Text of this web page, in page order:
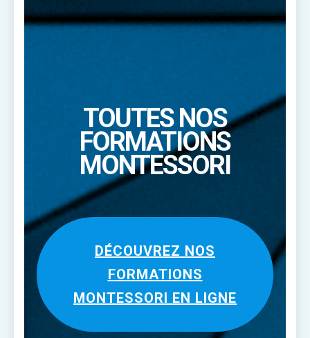
TOUTES NOS
FORMATIONS
MONTESSORI
DÉCOUVREZ NOS
FORMATIONS
MONTESSORI EN LIGNE